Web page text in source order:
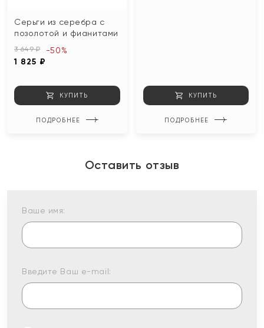
Серьги из серебра с
позолотой и фианитами
3 649 ₽
1 825 ₽
-50%
КУПИТЬ
ПОДРОБНЕЕ
КУПИТЬ
ПОДРОБНЕЕ
Оставить отзыв
Ваше имя:
Введите Ваш e-mail: